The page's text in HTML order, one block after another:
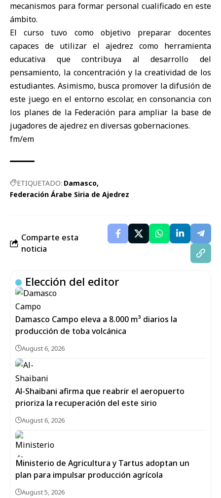
mecanismos para formar personal cualificado en este
ámbito.
El curso tuvo como objetivo preparar docentes
capaces de utilizar el ajedrez como herramienta
educativa que contribuya al desarrollo del
pensamiento, la concentración y la creatividad de los
estudiantes. Asimismo, busca promover la difusión de
este juego en el entorno escolar, en consonancia con
los planes de la Federación para ampliar la base de
jugadores de ajedrez en diversas gobernaciones.
fm/em
ETIQUETADO: Damasco
Federación Árabe Siria de Ajedrez
Comparte esta
noticia
Elección del editor
Damasco Campo eleva a 8.000 m³ diarios la
producción de toba volcánica
August 6, 2026
Al-Shaibani afirma que reabrir el aeropuerto
prioriza la recuperación del este sirio
August 6, 2026
Ministerio de Agricultura y Tartus adoptan un
plan para impulsar producción agrícola
August 5, 2026